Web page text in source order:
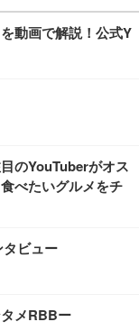
動画で解説！公式Y
のYouTuberがオス
べたいグルメをチ
タビュー
メRBBー